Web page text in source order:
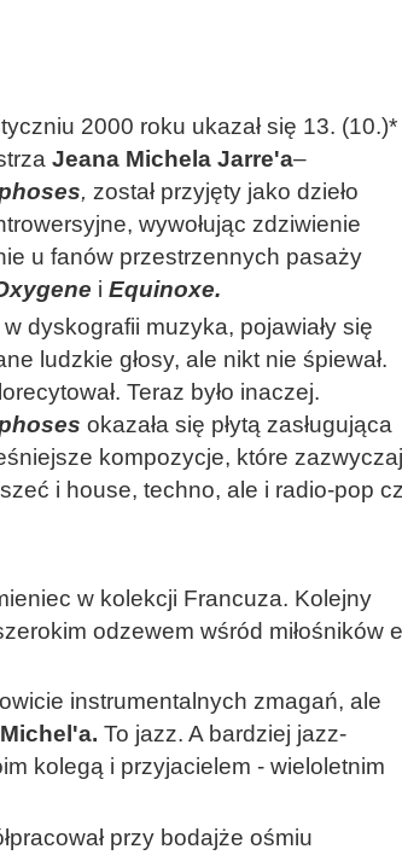
2000 roku ukazał się 13. (10.)*
Jeana Michela Jarre'a–
, został przyjęty jako dzieło
wywołując zdziwienie
u fanów przestrzennych pasaży
i Equinoxe.
dyskografii muzyka, pojawiały się
ludzkie głosy, ale nikt nie śpiewał.
Teraz było inaczej.
okazała się płytą zasługująca
kompozycje, które zazwyczaj
i house, techno, ale i radio-pop
w kolekcji Francuza. Kolejny
odzewem wśród miłośników
instrumentalnych zmagań, ale
To jazz. A bardziej jazz-
kolegą i przyjacielem - wieloletnim
przy bodajże ośmiu